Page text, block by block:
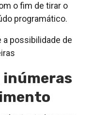
o fim de tirar o
programático.
possibilidade de
inúmeras